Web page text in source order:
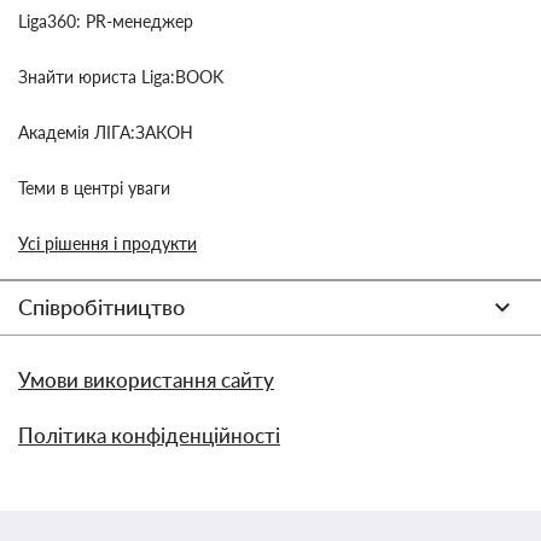
Liga360: PR-менеджер
Знайти юриста Liga:BOOK
Академія ЛІГА:ЗАКОН
Теми в центрі уваги
Усі рішення і продукти
Співробітництво
Умови використання сайту
Політика конфіденційності